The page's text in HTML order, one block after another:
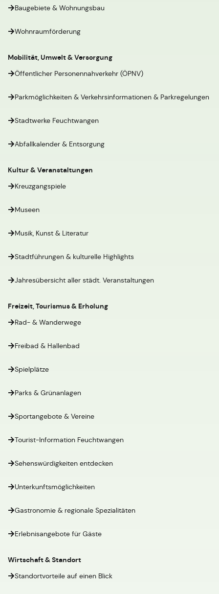
Baugebiete & Wohnungsbau
Wohnraumförderung
Mobilität, Umwelt & Versorgung
Öffentlicher Personennahverkehr (ÖPNV)
Parkmöglichkeiten & Verkehrsinformationen & Parkregelungen
Stadtwerke Feuchtwangen
Abfallkalender & Entsorgung
Kultur & Veranstaltungen
Kreuzgangspiele
Museen
Musik, Kunst & Literatur
Stadtführungen & kulturelle Highlights
Jahresübersicht aller städt. Veranstaltungen
Freizeit, Tourismus & Erholung
Rad- & Wanderwege
Freibad & Hallenbad
Spielplätze
Parks & Grünanlagen
Sportangebote & Vereine
Tourist-Information Feuchtwangen
Sehenswürdigkeiten entdecken
Unterkunftsmöglichkeiten
Gastronomie & regionale Spezialitäten
Erlebnisangebote für Gäste
Wirtschaft & Standort
Standortvorteile auf einen Blick